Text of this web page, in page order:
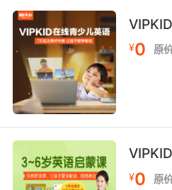
首先是师资力量，优质的
果的重要保证。所以家长
音的外教，因为在孩子
很多的交流，外教的英语
也会用科学的方法引导孩
的英语学习兴趣，让孩子
¥0 原
¥0 原